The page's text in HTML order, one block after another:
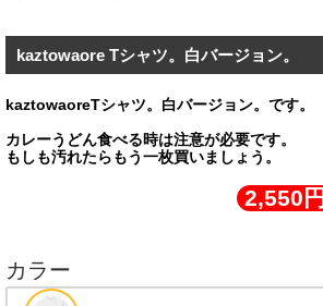
kaztowaore Tシャツ。白バージョン。
kaztowaoreTシャツ。白バージョン。です。
カレーうどん食べる時は注意が必要です。
もしも汚れたらもう一枚買いましょう。
2,550円
カラー